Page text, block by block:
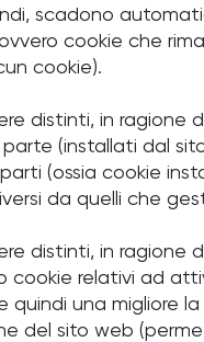
scadono
cookie che
cookie).
distinti, in ragione
(installati dal
(ossia cookie
da quelli che
distinti, in ragione
cookie relativi ad
quindi una migliore
del sito web